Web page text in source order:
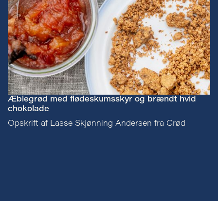
Æblegrød med flødeskumsskyr og brændt hvid
chokolade
Opskrift af Lasse Skjønning Andersen fra Grød